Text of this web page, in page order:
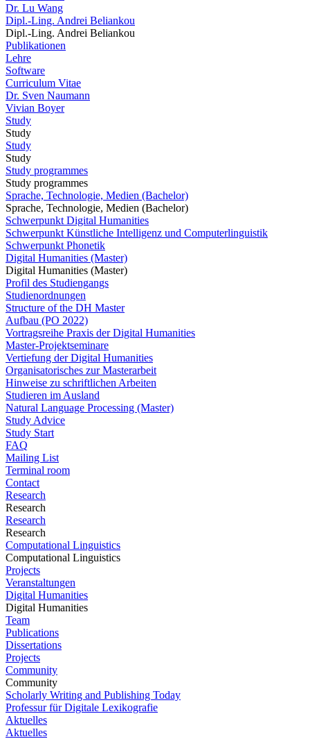
Dr. Lu Wang
Dipl.-Ling. Andrei Beliankou
Dipl.-Ling. Andrei Beliankou
Publikationen
Lehre
Software
Curriculum Vitae
Dr. Sven Naumann
Vivian Boyer
Study
Study
Study
Study
Study programmes
Study programmes
Sprache, Technologie, Medien (Bachelor)
Sprache, Technologie, Medien (Bachelor)
Schwerpunkt Digital Humanities
Schwerpunkt Künstliche Intelligenz und Computerlinguistik
Schwerpunkt Phonetik
Digital Humanities (Master)
Digital Humanities (Master)
Profil des Studiengangs
Studienordnungen
Structure of the DH Master
Aufbau (PO 2022)
Vortragsreihe Praxis der Digital Humanities
Master-Projektseminare
Vertiefung der Digital Humanities
Organisatorisches zur Masterarbeit
Hinweise zu schriftlichen Arbeiten
Studieren im Ausland
Natural Language Processing (Master)
Study Advice
Study Start
FAQ
Mailing List
Terminal room
Contact
Research
Research
Research
Research
Computational Linguistics
Computational Linguistics
Projects
Veranstaltungen
Digital Humanities
Digital Humanities
Team
Publications
Dissertations
Projects
Community
Community
Scholarly Writing and Publishing Today
Professur für Digitale Lexikografie
Aktuelles
Aktuelles